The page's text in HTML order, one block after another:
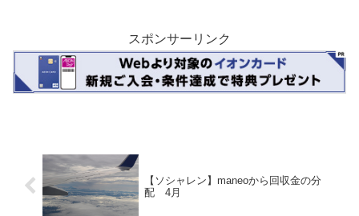
スポンサーリンク
【ソシャレン】maneoから回収金の分
配 4月